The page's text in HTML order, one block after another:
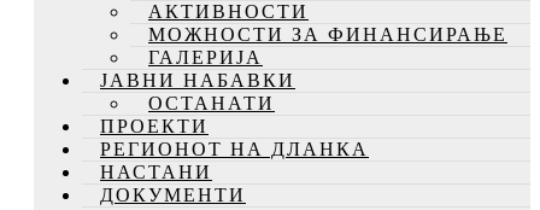
АКТИВНОСТИ
МОЖНОСТИ ЗА ФИНАНСИРАЊЕ
ГАЛЕРИЈА
ЈАВНИ НАБАВКИ
ОСТАНАТИ
ПРОЕКТИ
РЕГИОНОТ НА ДЛАНКА
НАСТАНИ
ДОКУМЕНТИ